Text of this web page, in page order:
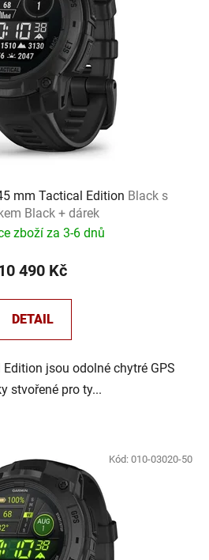
mm Tactical Edition Black s
Black + dárek
zboží za 3-6 dnů
490 Kč
DETAIL
jsou odolné chytré GPS
stvořené pro ty...
Kód: 010-03020-50